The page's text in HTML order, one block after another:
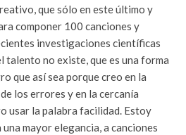
que sólo en este último y
componer 100 canciones y
investigaciones científicas
talento no existe, que es una forma
que así sea porque creo en la
los errores y en la cercanía
usar la palabra facilidad. Estoy
mayor elegancia, a canciones